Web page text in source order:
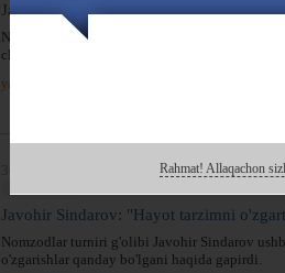
Javohir Sindarov – Naroditsky
Nomzodlar turniri g'olibi Javohir Sindarov
chempioniga aylandi.
yangilikni ko’rsatish
Javohir Sindarov: "Hayot tarzimni
Nomzodlar turniri g'olibi Javohir Sindarov
o'zgarishlar qanday bo'lgani haqida gapirdi.
Rahmat! Allaqachon